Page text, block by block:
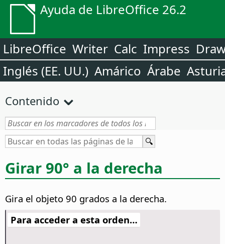
Ayuda de LibreOffice 26.2
LibreOffice Writer Calc Impress
Inglés (EE. UU.) Amárico Árabe
Contenido
Girar 90° a la derecha
Gira el objeto 90 grados a la derecha.
Para acceder a esta orden…